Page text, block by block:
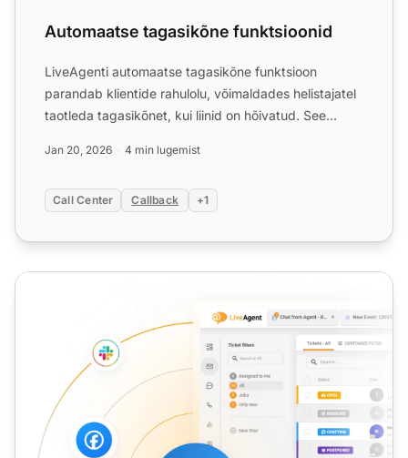
Automaatse tagasikõne funktsioonid
LiveAgenti automaatse tagasikõne funktsioon
parandab klientide rahulolu, võimaldades helistajatel
taotleda tagasikõnet, kui liinid on hõivatud. See
Jan 20, 2026 4 min lugemist
Call Center Callback +1
Klienditeeninduse tagasikutse